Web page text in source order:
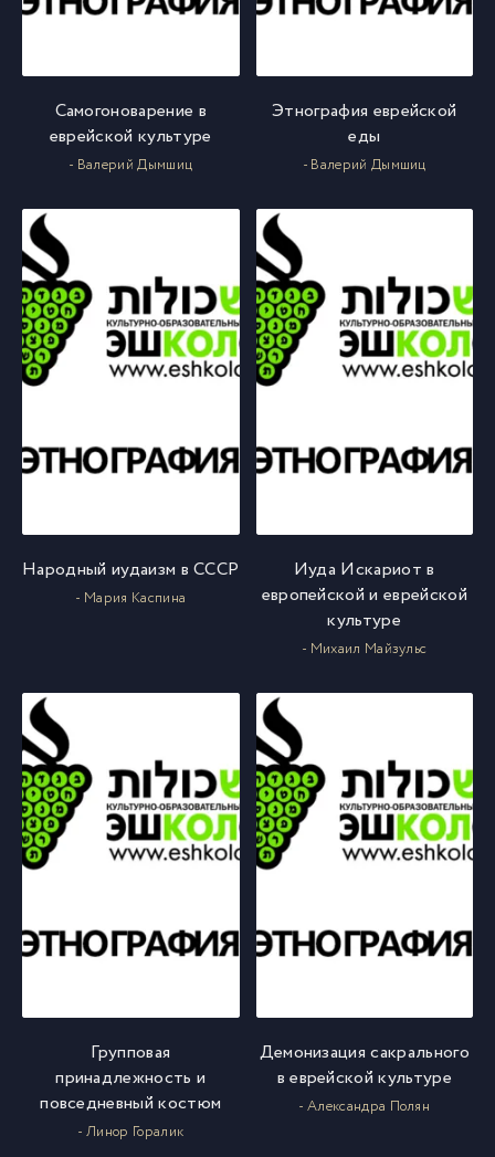
Самогоноварение в
еврейской культуре
- Валерий Дымшиц
Этнография еврейской
еды
- Валерий Дымшиц
Народный иудаизм в СССР
- Мария Каспина
Иуда Искариот в
европейской и еврейской
культуре
- Михаил Майзульс
Групповая
принадлежность и
повседневный костюм
- Линор Горалик
Демонизация сакрального
в еврейской культуре
- Александра Полян